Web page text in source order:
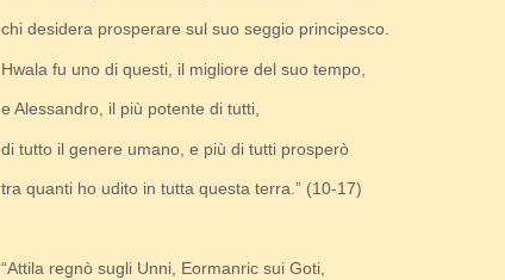
chi desidera prosperare sul suo seggio principesco.
Hwala fu uno di questi, il migliore del suo tempo,
e Alessandro, il più potente di tutti,
di tutto il genere umano, e più di tutti prosperò
tra quanti ho udito in tutta questa terra.” (10-17)
“Attila regnò sugli Unni, Eormanric sui Goti,